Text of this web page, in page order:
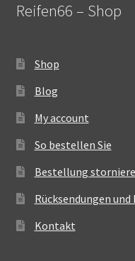
Reifen66 – Shop
Shop
Blog
My account
So bestellen Sie
Bestellung
Rücksendungen
Kontakt